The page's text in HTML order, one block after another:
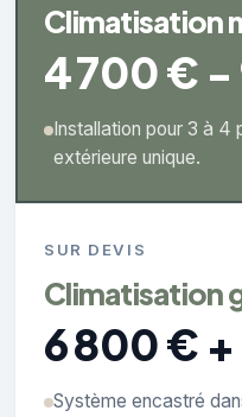
Climatisation
4 700 € -
Installation pour 3 à 4
extérieure unique.
SUR DEVIS
Climatisation
6 800 € +
Système encastré